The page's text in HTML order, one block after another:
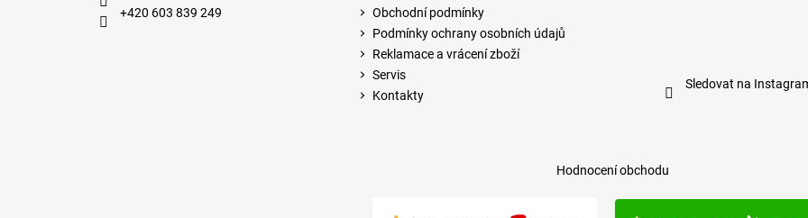
+420 603 839 249
Obchodní podmínky
Podmínky ochrany osobních údajů
Reklamace a vrácení zboží
Servis
Kontakty
Sledovat na
Hodnocení obchodu